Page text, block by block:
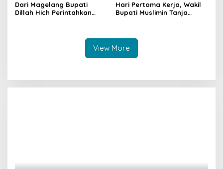
Dari Magelang Bupati
Dillah Hich Perintahkan
Hari Pertama Kerja, Wakil
Bupati Muslimin Tanja
View More